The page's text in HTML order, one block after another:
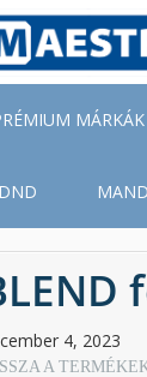
DND
4, 2023
A